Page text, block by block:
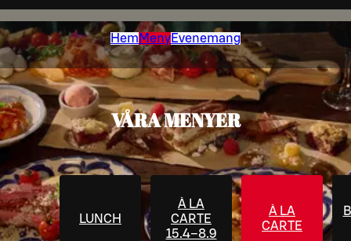
Hem MenyEvenemang
VÅRA MENYER
LUNCH
À LA
CARTE
15.4–8.9
À LA
CARTE